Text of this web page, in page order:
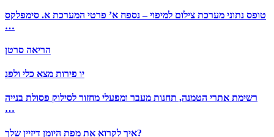
טופס נתוני מערכת צילום למיפוי – נספח א’ פרטי המערכת א. סימפלקס
…
הריאה סרטן
יו פירות מצא כלי ולפנ
רשימת אתרי הטמנה, תחנות מעבר ומפעלי מחזור לסילוק פסולת בנייה
…
איך לקרוא את מפת היומן דיזיין שלך?